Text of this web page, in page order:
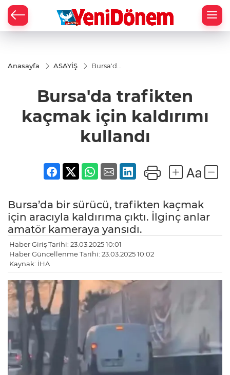
Anasayfa ASAYİŞ
Bursa'da
için
kaldırımı
Bursa'da trafikten
kaçmak için kaldırımı
kullandı
Bursa’da bir sürücü, trafikten kaçmak
için aracıyla kaldırıma çıktı. İlginç anlar
amatör kameraya yansıdı.
Haber Giriş Tarihi: 23.03.2025 10:01
Haber Güncellenme Tarihi: 23.03.2025 10:02
Kaynak: İHA